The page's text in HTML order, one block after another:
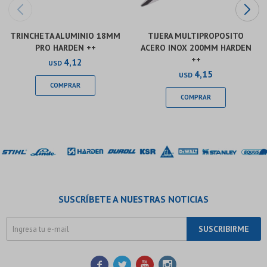
TRINCHETA ALUMINIO 18MM
PRO HARDEN ++
USD 4,12
TIJERA MULTIPROPOSITO
ACERO INOX 200MM HARDEN
++
USD 4,15
SUSCRÍBETE A NUESTRAS NOTICIAS
SUSCRIBIRME
   